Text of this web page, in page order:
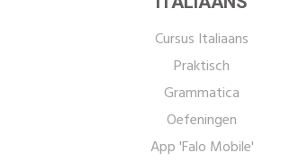
Cursus Italiaans
Praktisch
Grammatica
Oefeningen
App 'Falo Mobile'